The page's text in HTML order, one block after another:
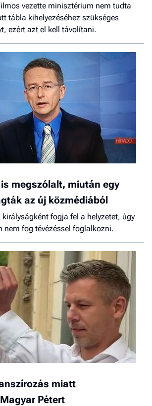
vezette minisztérium nem tudta
tábla kihelyezéséhez szükséges
ezért azt el kell távolítani.
megszólalt, miután egy
az új közmédiából
fogja fel a helyzetet, úgy
nem fog tévézéssel foglalkozni.
miatt
Pétert